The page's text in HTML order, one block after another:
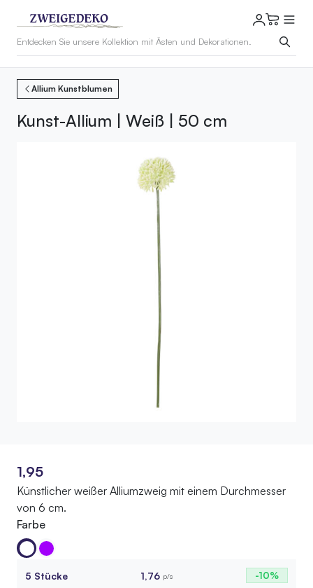
Allium Kunstblumen
Kunst-Allium | Weiß | 50 cm
1,95
Künstlicher weißer Alliumzweig mit einem Durchmesser
von 6 cm.
Farbe
5 Stücke 1,76 p/s -10%